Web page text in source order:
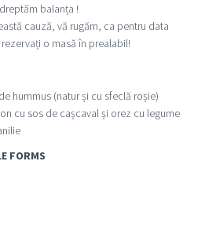
balanța !
cauză, vă rugăm, ca pentru data
o masă în prealabil!
hummus (natur și cu sfeclă roșie)
cu sos de cașcaval și orez cu legume
FORMS